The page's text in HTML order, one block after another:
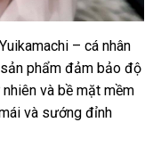
– cá nhân
phẩm đảm bảo độ
và bề mặt mềm
và sướng đỉnh